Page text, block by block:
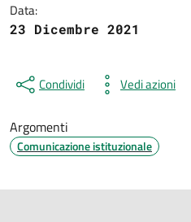
Data:
23 Dicembre 2021
Condividi Vedi azioni
Argomenti
Comunicazione istituzionale